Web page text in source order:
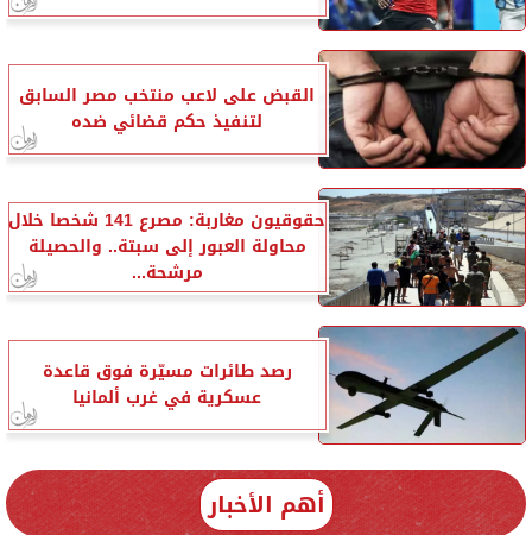
القبض على لاعب منتخب مصر السابق
لتنفيذ حكم قضائي ضده
حقوقيون مغاربة: مصرع 141 شخصا خلال
محاولة العبور إلى سبتة.. والحصيلة
مرشحة...
رصد طائرات مسيّرة فوق قاعدة
عسكرية في غرب ألمانيا
أهم الأخبار